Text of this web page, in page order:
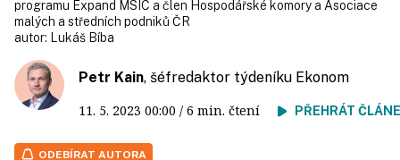
programu Expand MSIC a člen Hospodářské komory a Asociace
malých a středních podniků ČR
autor:
Lukáš Bíba
Petr Kain, šéfredaktor týdeníku Ekonom
11. 5. 2023 00:00 / 6 min. čtení PŘEHRÁT
ODEBÍRAT AUTORA